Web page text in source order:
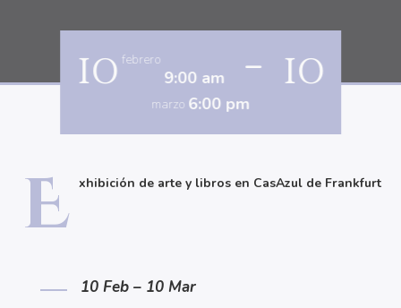
10 febrero
9:00 am - 10
marzo 6:00 pm
E xhibición de arte y libros en CasAzul de Frankfurt
10 Feb – 10 Mar